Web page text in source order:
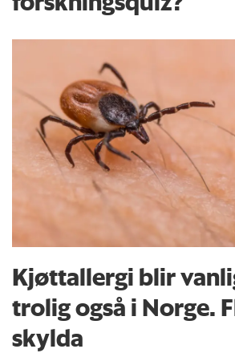
Kjøttallergi blir
trolig også i Norge.
skylda